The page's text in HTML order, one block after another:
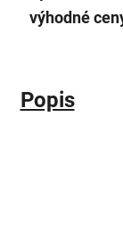
výhodné
Popis